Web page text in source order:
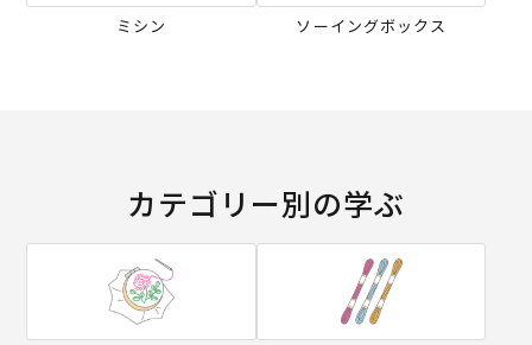
ミシン ソーイングボックス
カテゴリー別の学ぶ